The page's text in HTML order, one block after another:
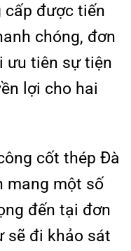
cấp được tiến
chóng, đơn
ưu tiên sự tiện
lợi cho hai
cốt thép Đà
mang một số
đến tại đơn
sẽ đi khảo sát